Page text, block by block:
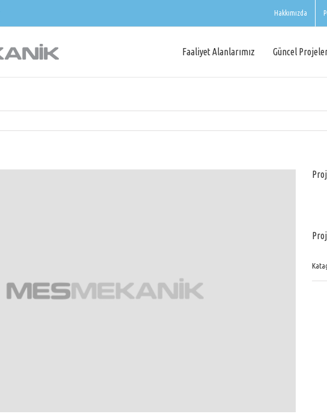
Hakkımızda
Faaliyet Alanlarımız Güncel